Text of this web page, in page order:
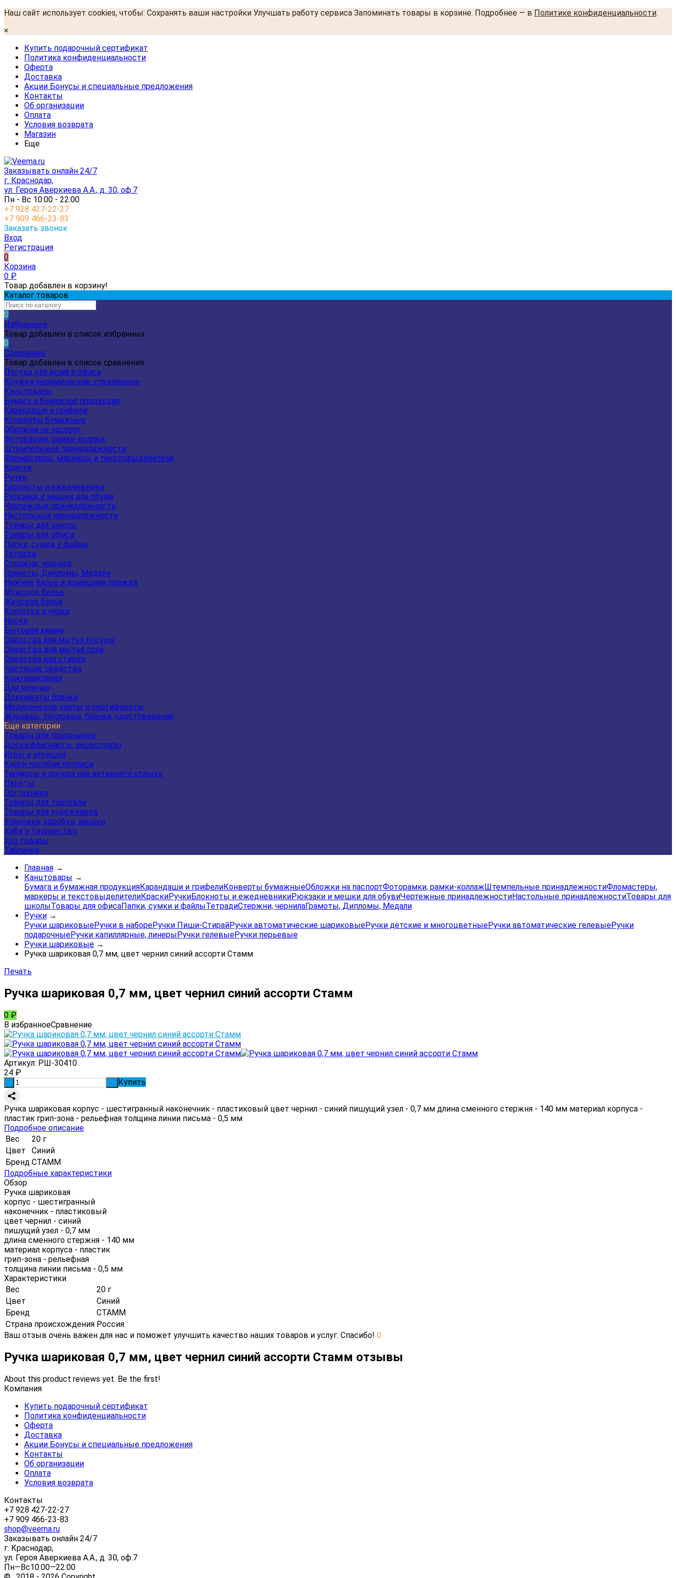
Наш сайт использует cookies, чтобы: Сохранять ваши настройки Улучшать работу сервиса Запоминать товары в корзине. Подробнее — в Политике конфиденциальности.
×
Купить подарочный сертификат
Политика конфиденциальности
Оферта
Доставка
Акции Бонусы и специальные предложения
Контакты
Об организации
Оплата
Условия возврата
Магазин
Еще
Заказывать онлайн 24/7
г. Краснодар,
ул. Героя Аверкиева А.А., д. 30, оф.7
Пн - Вс 10:00 - 22:00
+7 928 427-22-27
+7 909 466-23-83
Заказать звонок
Вход
Регистрация
0
Корзина
0 ₽
Товар добавлен в корзину!
Каталог товаров
0
Избранные
Товар добавлен в список избранных
0
Сравнение
Товар добавлен в список сравнения
Посуда для дома и офиса
Кружки керамические, стеклянные
Канцтовары
Бумага и бумажная продукция
Карандаши и грифели
Конверты бумажные
Обложки на паспорт
Фоторамки, рамки-коллаж
Штемпельные принадлежности
Фломастеры, маркеры и текстовыделители
Краски
Ручки
Блокноты и ежедневники
Рюкзаки и мешки для обуви
Чертежные принадлежности
Настольные принадлежности
Товары для школы
Товары для офиса
Папки, сумки и файлы
Тетради
Стержни, чернила
Грамоты, Дипломы, Медали
Нижнее белье и домашняя одежда
Мужское белье
Женское белье
Колготки и чулки
Носки
Бытовая химия
Средства для мытья посуды
Средство для мытья пола
Средства для стирки
Чистящие средства
Кожгалантерея
Для мужчин
Документы бланки
Медицинские карты и сертификаты
Журналы, трудовые, бланки, удостоверения
Еще категории
Товары для праздников
Доски,флипчарты, аксессуары
Игры и игрушки
Книги пособия прописи
Термосы и посуда для активного отдыха
Пакеты
Оргтехника
Товары для торговли
Товары для художников
Упаковка, коробки, мешки
Хоби и творчество
Хоз товары
Таблички
Главная →
Канцтовары →
Бумага и бумажная продукцияКарандаши и грифелиКонверты бумажныеОбложки на паспортФоторамки, рамки-коллажШтемпельные принадлежностиФломастеры,
маркеры и текстовыделителиКраскиРучкиБлокноты и ежедневникиРюкзаки и мешки для обувиЧертежные принадлежностиНастольные принадлежностиТовары для
школыТовары для офисаПапки, сумки и файлыТетрадиСтержни, чернилаГрамоты, Дипломы, Медали
Ручки →
Ручки шариковыеРучки в набореРучки Пиши-СтирайРучки автоматические шариковыеРучки детские и многоцветныеРучки автоматические гелевыеРучки
подарочныеРучки капиллярные, линерыРучки гелевыеРучки перьевые
Ручки шариковые →
Ручка шариковая 0,7 мм, цвет чернил синий ассорти Стамм
Печать
Ручка шариковая 0,7 мм, цвет чернил синий ассорти Стамм
0 ₽
В избранноеСравнение
Артикул: РШ-30410
24 ₽
Купить
Ручка шариковая корпус - шестигранный наконечник - пластиковый цвет чернил - синий пишущий узел - 0,7 мм длина сменного стержня - 140 мм материал корпуса -
пластик грип-зона - рельефная толщина линии письма - 0,5 мм
Подробное описание
Вес
20 г
Цвет
Синий
Бренд СТАММ
Подробные характеристики
Обзор
Ручка шариковая
корпус - шестигранный
наконечник - пластиковый
цвет чернил - синий
пишущий узел - 0,7 мм
длина сменного стержня - 140 мм
материал корпуса - пластик
грип-зона - рельефная
толщина линии письма - 0,5 мм
Характеристики
Вес
20 г
Цвет
Синий
Бренд
СТАММ
Страна происхождения Россия
Ваш отзыв очень важен для нас и поможет улучшить качество наших товаров и услуг. Спасибо! 0
Ручка шариковая 0,7 мм, цвет чернил синий ассорти Стамм отзывы
About this product reviews yet. Be the first!
Компания
Купить подарочный сертификат
Политика конфиденциальности
Оферта
Доставка
Акции Бонусы и специальные предложения
Контакты
Об организации
Оплата
Условия возврата
Контакты
+7 928 427-22-27
+7 909 466-23-83
shop@veema.ru
Заказывать онлайн 24/7
г. Краснодар,
ул. Героя Аверкиева А.А., д. 30, оф.7
Пн—Вс10:00—22:00